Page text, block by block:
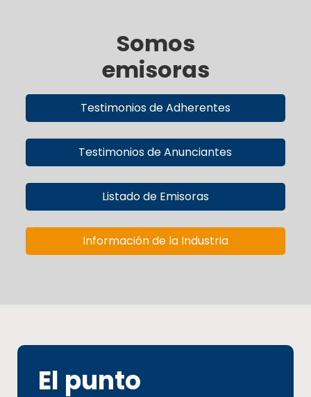
Somos
emisoras
Testimonios de Adherentes
Testimonios de Anunciantes
Listado de Emisoras
Información de la Industria
El punto